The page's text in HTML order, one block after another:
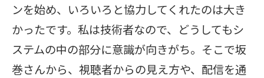
ンを始め、いろいろと協力してくれたのは大き
かったです。私は技術者なので、どうしてもシ
ステムの中の部分に意識が向きがち。そこで坂
巻さんから、視聴者からの見え方や、配信を通